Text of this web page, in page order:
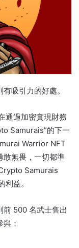
吸引力的好處。
通過加密實現財務
Samurais”的下一
Warrior NFT
敢無畏，一切都準
Samurais
益。
前 500 名武士售出
：